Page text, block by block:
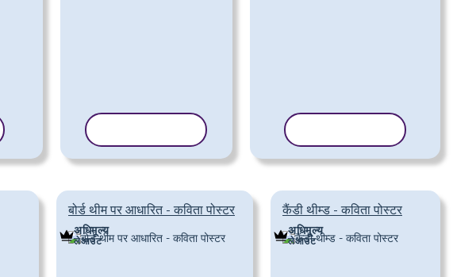
बोर्ड थीम पर आधारित - कविता पोस्टर
अधिमूल्य
लेआउट
कैंडी थीम्ड - कविता पोस्टर
अधिमूल्य
लेआउट